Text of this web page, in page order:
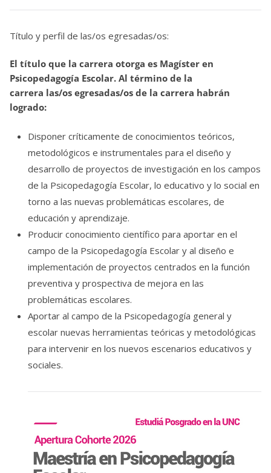
Título y perfil de las/os egresadas/os:
El título que la carrera otorga es Magíster en
Psicopedagogía Escolar. Al término de la
carrera las/os egresadas/os de la carrera habrán
logrado:
Disponer críticamente de conocimientos teóricos,
metodológicos e instrumentales para el diseño y
desarrollo de proyectos de investigación en los campos
de la Psicopedagogía Escolar, lo educativo y lo social en
torno a las nuevas problemáticas escolares, de
educación y aprendizaje.
Producir conocimiento científico para aportar en el
campo de la Psicopedagogía Escolar y al diseño e
implementación de proyectos centrados en la función
preventiva y prospectiva de mejora en las
problemáticas escolares.
Aportar al campo de la Psicopedagogía general y
escolar nuevas herramientas teóricas y metodológicas
para intervenir en los nuevos escenarios educativos y
sociales.